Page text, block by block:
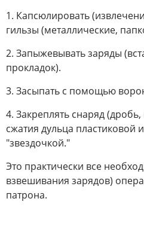
1. Капсюлировать
гильзы (металлические,
2. Запыжевывать заряды
прокладок).
3. Засыпать с помощью
4. Закреплять снаряд
сжатия дульца пластиковой
"звездочкой."
Это практически все
взвешивания зарядов)
патрона.